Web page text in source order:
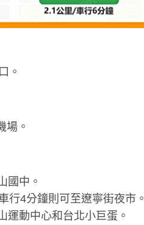
。
場。
國中。
行4分鐘則可至遼寧街夜市。
運動中心和台北小巨蛋。